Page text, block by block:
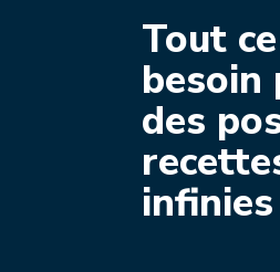
Tout
besoin
des
infinies